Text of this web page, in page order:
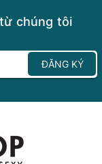
chúng tôi
ĐĂNG KÝ